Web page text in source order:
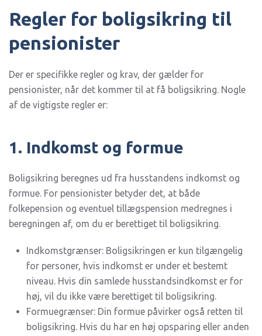
Regler for boligsikring til
pensionister
Der er specifikke regler og krav, der gælder for
pensionister, når det kommer til at få boligsikring. Nogle
af de vigtigste regler er:
1. Indkomst og formue
Boligsikring beregnes ud fra husstandens indkomst og
formue. For pensionister betyder det, at både
folkepension og eventuel tillægspension medregnes i
beregningen af, om du er berettiget til boligsikring.
Indkomstgrænser: Boligsikringen er kun tilgængelig
for personer, hvis indkomst er under et bestemt
niveau. Hvis din samlede husstandsindkomst er for
høj, vil du ikke være berettiget til boligsikring.
Formuegrænser: Din formue påvirker også retten til
boligsikring. Hvis du har en høj opsparing eller anden